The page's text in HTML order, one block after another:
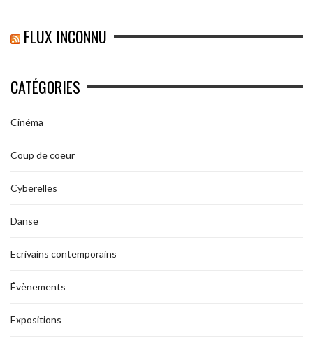
FLUX INCONNU
CATÉGORIES
Cinéma
Coup de coeur
Cyberelles
Danse
Ecrivains contemporains
Évènements
Expositions